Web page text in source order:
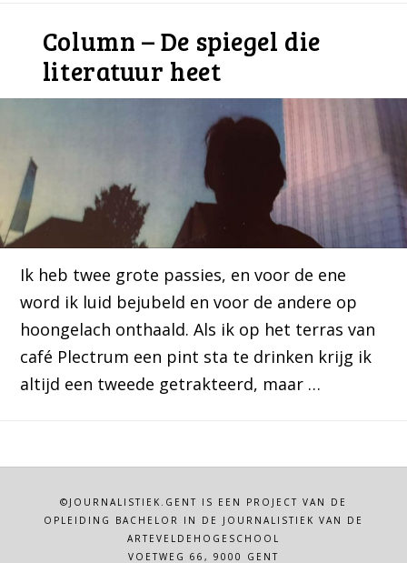
Column – De spiegel die
literatuur heet
Ik heb twee grote passies, en voor de ene
word ik luid bejubeld en voor de andere op
hoongelach onthaald. Als ik op het terras van
café Plectrum een pint sta te drinken krijg ik
altijd een tweede getrakteerd, maar …
©JOURNALISTIEK.GENT IS EEN PROJECT VAN DE
OPLEIDING BACHELOR IN DE JOURNALISTIEK VAN DE
ARTEVELDEHOGESCHOOL
VOETWEG 66, 9000 GENT